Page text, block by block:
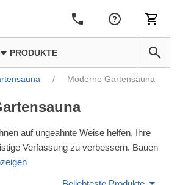
PRODUKTE
/ Moderne Gartensauna
auf ungeahnte Weise helfen, Ihre
Verfassung zu verbessern. Bauen